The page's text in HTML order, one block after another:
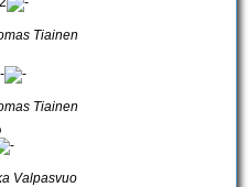
Tiainen
Tiainen
Valpasvuo